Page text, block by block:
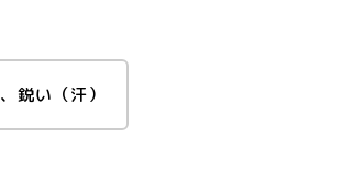
鋭い（汗）